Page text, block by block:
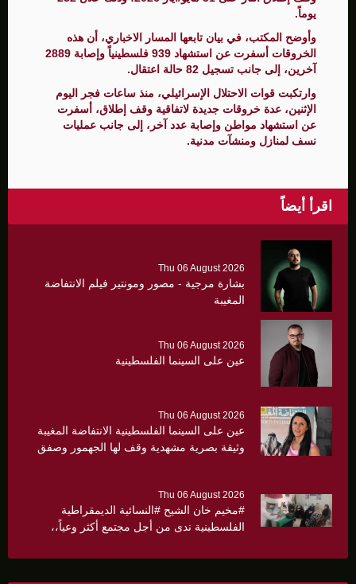
يوماً.
وأوضح المكتب، في بيان تابعها المسار الاخباري، أن هذه
الخروقات أسفرت عن استشهاد 939 فلسطينياً وإصابة 2889
آخرين، إلى جانب تسجيل 82 حالة اعتقال.
وارتكبت قوات الاحتلال الإسرائيلي، منذ ساعات فجر اليوم
الإثنين، عدة خروقات جديدة لاتفاقية وقف إطلاق، أسفرت
عن استشهاد مواطن وإصابة عدد آخر، إلى جانب عمليات
نسف لمنازل ومنشآت مدنية.
اقرأ أيضاً
Thu 06 August 2026
بشارة مرجية - مصور ومونتير فيلم الانتفاضة
المغيبة
Thu 06 August 2026
عين على السينما الفلسطينية
Thu 06 August 2026
عين على السينما الفلسطينية الانتفاضة المغيبة
وثيقة بصرية مشهدية وقف لها الجهمور وصفق
Thu 06 August 2026
#مخيم خان الشيح #النسائية الديمقراطية
الفلسطينية ندى من أجل مجتمع أكثر وعياً،،
بروشورات توعوية على سيدات الحي.